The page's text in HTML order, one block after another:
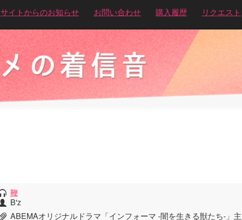
サイトからのお知らせ お問い合わせ 購入履歴 リクエスト
鞭
B'z
ABEMAオリジナルドラマ「インフォーマ -闇を生きる獣たち-」